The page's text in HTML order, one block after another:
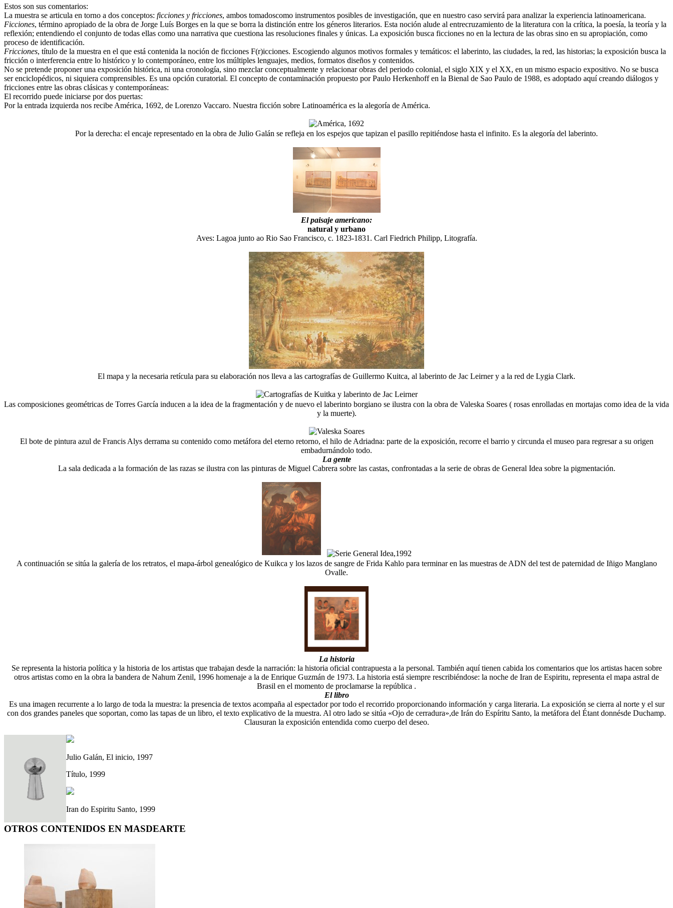
Estos son sus comentarios:
La muestra se articula en torno a dos conceptos: ficciones y fricciones, ambos tomadoscomo instrumentos posibles de investigación, que en nuestro caso servirá para analizar la experiencia latinoamericana.
Ficciones, término apropiado de la obra de Jorge Luís Borges en la que se borra la distinción entre los géneros literarios. Esta noción alude al entrecruzamiento de la literatura con la crítica, la poesía, la teoría y la
reflexión; entendiendo el conjunto de todas ellas como una narrativa que cuestiona las resoluciones finales y únicas. La exposición busca ficciones no en la lectura de las obras sino en su apropiación, como
proceso de identificación.
Fricciones, título de la muestra en el que está contenida la noción de ficciones F(r)icciones. Escogiendo algunos motivos formales y temáticos: el laberinto, las ciudades, la red, las historias; la exposición busca la
fricción o interferencia entre lo histórico y lo contemporáneo, entre los múltiples lenguajes, medios, formatos diseños y contenidos.
No se pretende proponer una exposición histórica, ni una cronología, sino mezclar conceptualmente y relacionar obras del periodo colonial, el siglo XIX y el XX, en un mismo espacio expositivo. No se busca
ser enciclopédicos, ni siquiera comprensibles. Es una opción curatorial. El concepto de contaminación propuesto por Paulo Herkenhoff en la Bienal de Sao Paulo de 1988, es adoptado aquí creando diálogos y
fricciones entre las obras clásicas y contemporáneas:
El recorrido puede iniciarse por dos puertas:
Por la entrada izquierda nos recibe América, 1692, de Lorenzo Vaccaro. Nuestra ficción sobre Latinoamérica es la alegoría de América.
Por la derecha: el encaje representado en la obra de Julio Galán se refleja en los espejos que tapizan el pasillo repitiéndose hasta el infinito. Es la alegoría del laberinto.
El paisaje americano:
natural y urbano
Aves: Lagoa junto ao Rio Sao Francisco, c. 1823-1831. Carl Fiedrich Philipp, Litografía.
El mapa y la necesaria retícula para su elaboración nos lleva a las cartografías de Guillermo Kuitca, al laberinto de Jac Leirner y a la red de Lygia Clark.
Las composiciones geométricas de Torres García inducen a la idea de la fragmentación y de nuevo el laberinto borgiano se ilustra con la obra de Valeska Soares ( rosas enrolladas en mortajas como idea de la vida
y la muerte).
El bote de pintura azul de Francis Alys derrama su contenido como metáfora del eterno retorno, el hilo de Adriadna: parte de la exposición, recorre el barrio y circunda el museo para regresar a su origen
embadurnándolo todo.
La gente
La sala dedicada a la formación de las razas se ilustra con las pinturas de Miguel Cabrera sobre las castas, confrontadas a la serie de obras de General Idea sobre la pigmentación.
A continuación se sitúa la galería de los retratos, el mapa-árbol genealógico de Kuikca y los lazos de sangre de Frida Kahlo para terminar en las muestras de ADN del test de paternidad de Iñigo Manglano
Ovalle.
La historia
Se representa la historia política y la historia de los artistas que trabajan desde la narración: la historia oficial contrapuesta a la personal. También aquí tienen cabida los comentarios que los artistas hacen sobre
otros artistas como en la obra la bandera de Nahum Zenil, 1996 homenaje a la de Enrique Guzmán de 1973. La historia está siempre rescribiéndose: la noche de Iran de Espiritu, representa el mapa astral de
Brasil en el momento de proclamarse la república .
El libro
Es una imagen recurrente a lo largo de toda la muestra: la presencia de textos acompaña al espectador por todo el recorrido proporcionando información y carga literaria. La exposición se cierra al norte y el sur
con dos grandes paneles que soportan, como las tapas de un libro, el texto explicativo de la muestra. Al otro lado se sitúa «Ojo de cerradura»,de Irán do Espíritu Santo, la metáfora del Étant donnésde Duchamp.
Clausuran la exposición entendida como cuerpo del deseo.
Julio Galán, El inicio, 1997
Título, 1999
Iran do Espiritu Santo, 1999
OTROS CONTENIDOS EN MASDEARTE